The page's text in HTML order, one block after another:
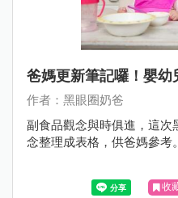
爸媽更新筆記囉！嬰幼
作者：黑眼圈奶爸
副食品觀念與時俱進，這
念整理成表格，供爸媽參考。
收